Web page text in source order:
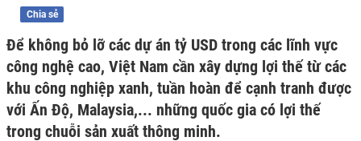
Chia sẻ
Để không bỏ lỡ các dự án tỷ USD trong các lĩnh vực
công nghệ cao, Việt Nam cần xây dựng lợi thế từ các
khu công nghiệp xanh, tuần hoàn để cạnh tranh được
với Ấn Độ, Malaysia,... những quốc gia có lợi thế
trong chuỗi sản xuất thông minh.